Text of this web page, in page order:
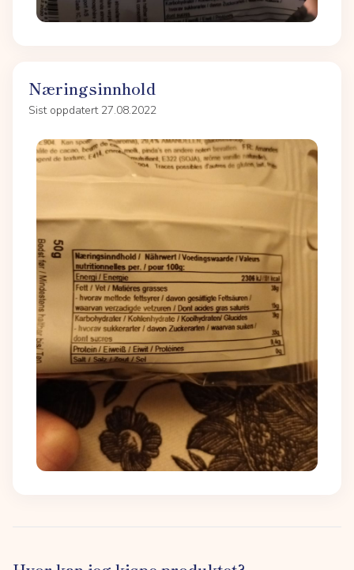
Næringsinnhold
Sist oppdatert 27.08.2022